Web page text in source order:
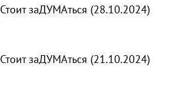
Стоит заДУМАться (28.10.2024)
Стоит заДУМАться (21.10.2024)